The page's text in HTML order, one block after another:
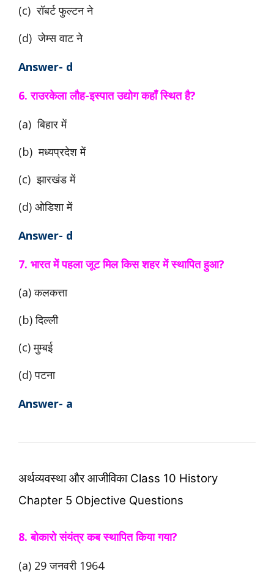
(c) रॉबर्ट फुल्टन ने
(d) जेम्स वाट ने
Answer- d
6. राउरकेला लौह-इस्पात उद्योग कहाँ स्थित है?
(a) बिहार में
(b) मध्यप्रदेश में
(c) झारखंड में
(d) ओडिशा में
Answer- d
7. भारत में पहला जूट मिल किस शहर में स्थापित हुआ?
(a) कलकत्ता
(b) दिल्ली
(c) मुम्बई
(d) पटना
Answer- a
अर्थव्यवस्था और आजीविका Class 10 History
Chapter 5 Objective Questions
8. बोकारो संयंत्र कब स्थापित किया गया?
(a) 29 जनवरी 1964